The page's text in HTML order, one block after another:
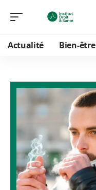
Actualité Bien-être